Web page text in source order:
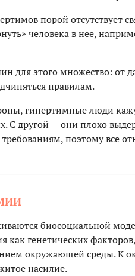
порой отсутствует
человека в нее,
для этого множество: от
правилам.
гипертимные люди
С другой — они плохо
требованиям, поэтому все
биосоциальной
как генетических
окружающей среды. К
насилие.